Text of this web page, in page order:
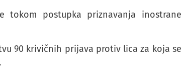
tokom postupka priznavanja inostrane
90 krivičnih prijava protiv lica za koja se